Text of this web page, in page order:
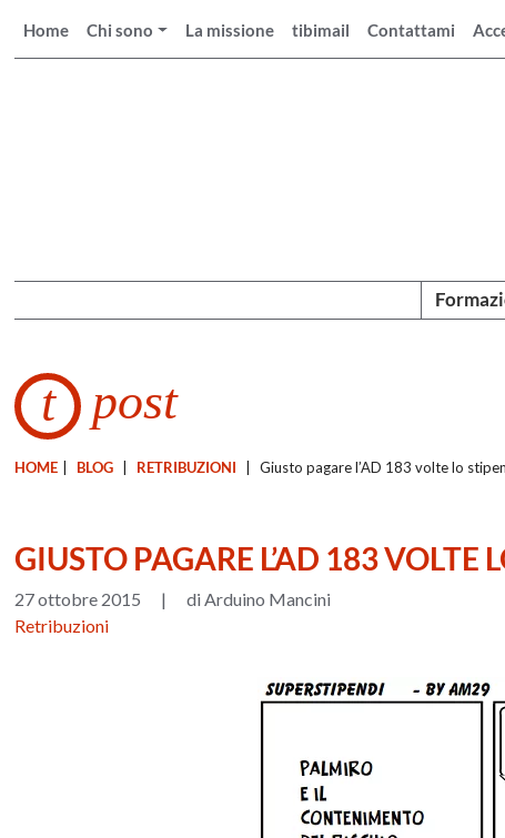
Home Chi sono La missione tibimail Contattami
t post
HOME BLOG RETRIBUZIONI Giusto pagare l’AD 183 volte lo
GIUSTO PAGARE L’AD 183 VOLTE
27 ottobre 2015 |
di Arduino Mancini
Retribuzioni